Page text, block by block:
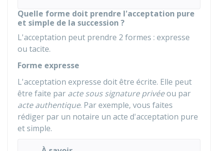
Quelle forme doit prendre l'acceptation pure
et simple de la succession ?
L'acceptation peut prendre 2 formes : expresse
ou tacite.
Forme expresse
L'acceptation expresse doit être écrite. Elle peut
être faite par acte sous signature privéeou par
acte authentique. Par exemple, vous faites
rédiger par un notaire un acte d'acceptation pure
et simple.